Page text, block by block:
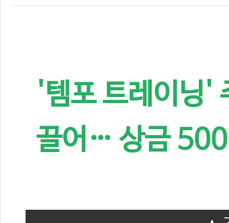
'템포 트레이닝'
끌어… 상금